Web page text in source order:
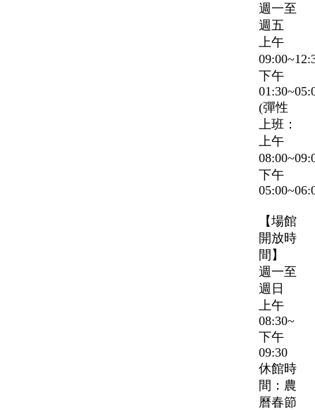
週一至
週五
上午
下午
(彈性
上班：
上午
下午
【場館
開放時
間】
週一至
週日
上午
08:30~
下午
09:30
休館時
間：農
曆春節